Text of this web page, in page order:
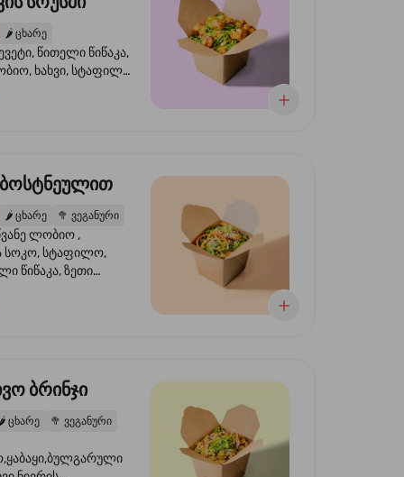
🌶️ ცხარე
წითელი წიწაკა,
ხახვი, სტაფილო,
ნიორი
🌶️ ცხარე 🥦 ვეგანური
ლობიო ,
სოკო, სტაფილო,
წიწაკა, ზეთი
ბრინჯი
🌶️ ცხარე 🥦 ვეგანური